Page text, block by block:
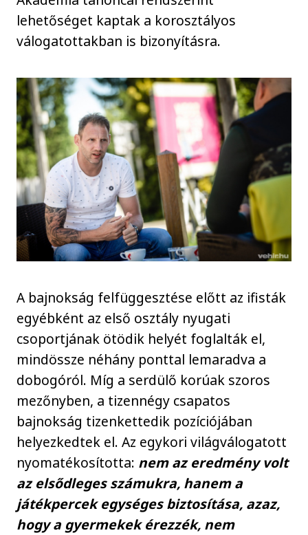
lehetőséget kaptak a korosztályos
válogatottakban is bizonyításra.
A bajnokság felfüggesztése előtt az ifisták
egyébként az első osztály nyugati
csoportjának ötödik helyét foglalták el,
mindössze néhány ponttal lemaradva a
dobogóról. Míg a serdülő korúak szoros
mezőnyben, a tizennégy csapatos
bajnokság tizenkettedik pozíciójában
helyezkedtek el. Az egykori világválogatott
nyomatékosította: nem az eredmény volt
az elsődleges számukra, hanem a
játékpercek egységes biztosítása, azaz,
hogy a gyermekek érezzék, nem